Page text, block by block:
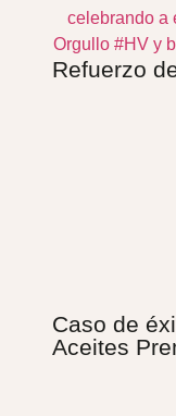
Refuerzo
Caso de
Aceites